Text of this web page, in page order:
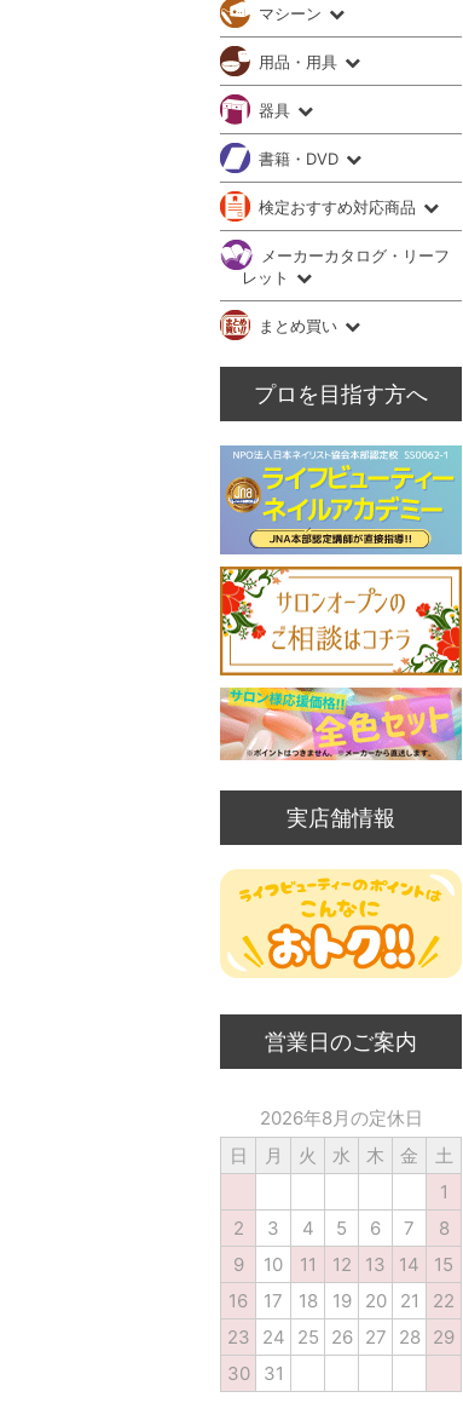
マシーン
用品・用具
器具
書籍・DVD
検定おすすめ対応商品
メーカーカタログ・リーフ
レット
まとめ買い
プロを目指す方へ
実店舗情報
営業日のご案内
2026年8月の定休日
日
月 火 水 木 金
土
1
2
3 4 5 6 7
8
9
10 11 12 13 14
15
16
17 18 19 20 21
22
23
24 25 26 27 28
29
30
31